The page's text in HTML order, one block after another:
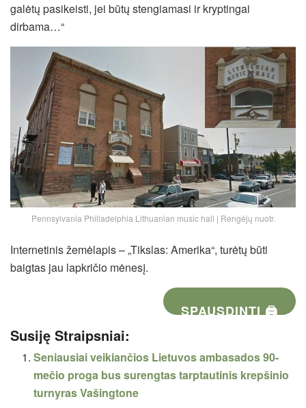
galėtų pasikeisti, jei būtų stengiamasi ir kryptingai
dirbama…“
Pennsylvania Philladelphia Lithuanian music hall | Rengėjų nuotr.
Internetinis žemėlapis – „Tikslas: Amerika“, turėtų būti
baigtas jau lapkričio mėnesį.
SPAUSDINTI 🖨
Susiję Straipsniai:
Seniausiai veikiančios Lietuvos ambasados 90-
mečio proga bus surengtas tarptautinis krepšinio
turnyras Vašingtone